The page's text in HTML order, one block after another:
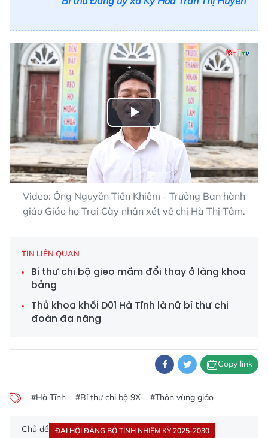
Play
Video
Video: Ông Nguyễn Tiến Khiêm - Trưởng Ban hành
giáo Giáo họ Trại Cày nhận xét về chị Hà Thị Tâm.
TIN LIÊN QUAN
Bí thư chi bộ gieo mầm đổi thay ở làng khoa
bảng
Thủ khoa khối D01 Hà Tĩnh là nữ bí thư chi
đoàn đa năng
Copy link
#Hà Tĩnh #Bí thư chi bộ 9X #Thôn vùng giáo
Chủ đề ĐẠI HỘI ĐẢNG BỘ TỈNH NHIỆM KỲ 2025-2030